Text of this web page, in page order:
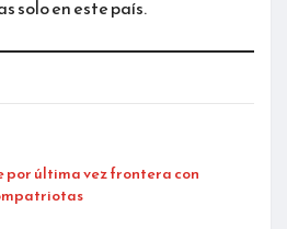
solo en este país.
por última vez frontera con